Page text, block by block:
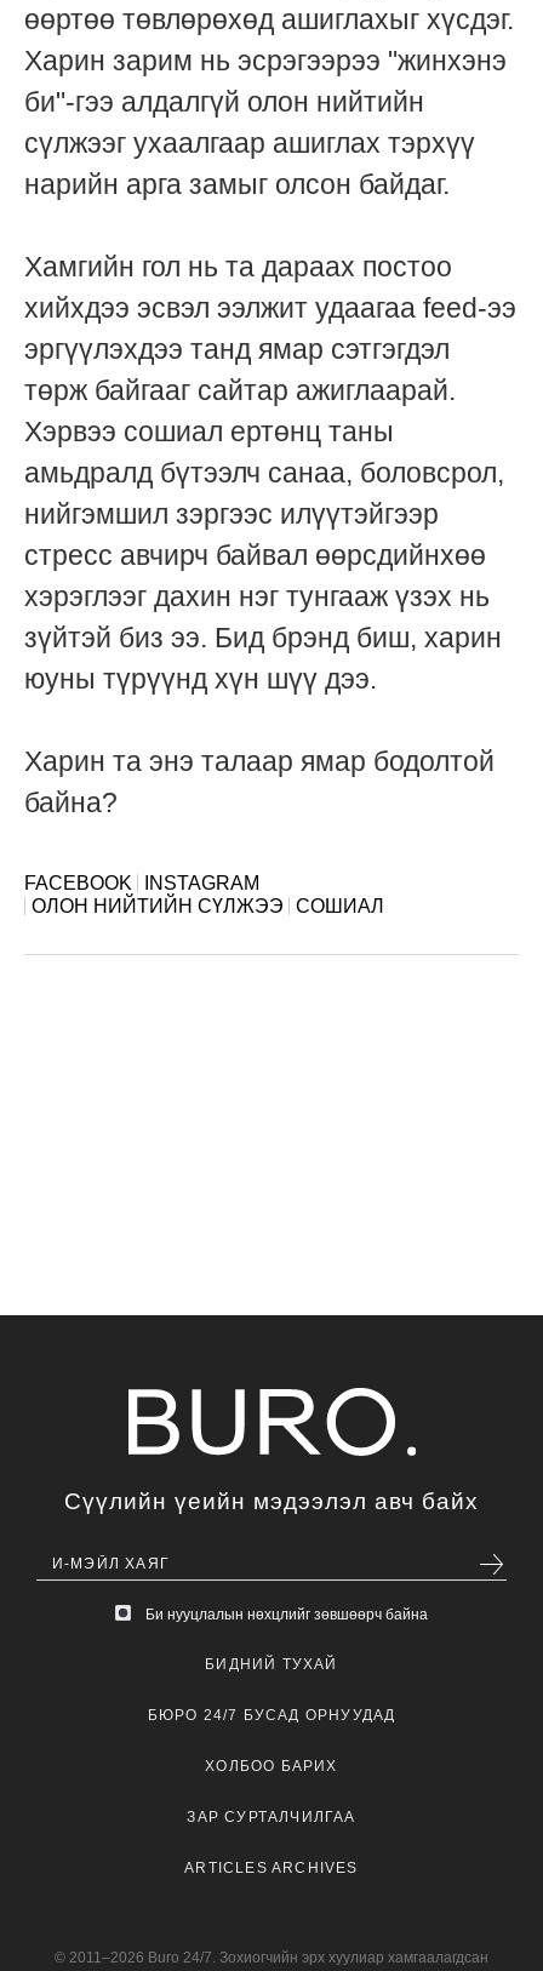
өөртөө төвлөрөхөд ашиглахыг хүсдэг.
Харин зарим нь эсрэгээрээ "жинхэнэ
би"-гээ алдалгүй олон нийтийн
сүлжээг ухаалгаар ашиглах тэрхүү
нарийн арга замыг олсон байдаг.
Хамгийн гол нь та дараах постоо
хийхдээ эсвэл ээлжит удаагаа feed-ээ
эргүүлэхдээ танд ямар сэтгэгдэл
төрж байгааг сайтар ажиглаарай.
Хэрвээ сошиал ертөнц таны
амьдралд бүтээлч санаа, боловсрол,
нийгэмшил зэргээс илүүтэйгээр
стресс авчирч байвал өөрсдийнхөө
хэрэглээг дахин нэг тунгааж үзэх нь
зүйтэй биз ээ. Бид брэнд биш, харин
юуны түрүүнд хүн шүү дээ.
Харин та энэ талаар ямар бодолтой
байна?
FACEBOOK
INSTAGRAM
ОЛОН НИЙТИЙН СҮЛЖЭЭ
СОШИАЛ
Сүүлийн үеийн мэдээлэл авч байх
Би нууцлалын нөхцлийг зөвшөөрч байна
БИДНИЙ ТУХАЙ
БЮРО 24/7 БУСАД ОРНУУДАД
ХОЛБОО БАРИХ
ЗАР СУРТАЛЧИЛГАА
ARTICLES ARCHIVES
© 2011–2026 Buro 24/7. Зохиогчийн эрх хуулиар хамгаалагдсан